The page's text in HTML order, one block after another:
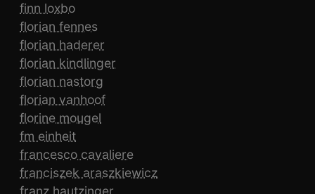
finn loxbo
florian fennes
florian haderer
florian kindlinger
florian nastorg
florian vanhoof
florine mougel
fm einheit
francesco cavaliere
franciszek araszkiewicz
franz hautzinger